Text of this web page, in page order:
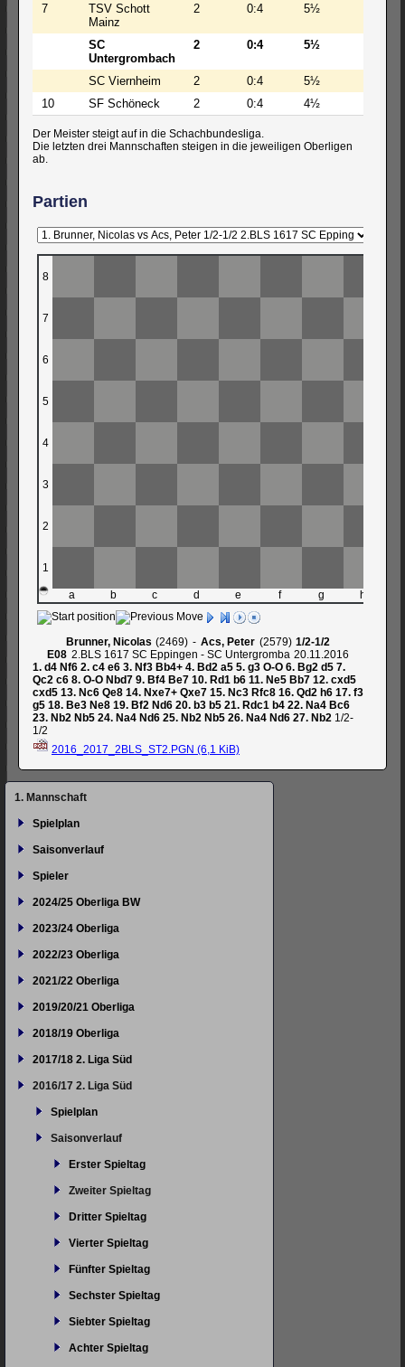
7
TSV Schott
Mainz
2 0:4 5½
SC
Untergrombach
2 0:4 5½
SC Viernheim 2 0:4 5½
10
SF Schöneck 2 0:4 4½
Der Meister steigt auf in die Schachbundesliga.
Die letzten drei Mannschaften steigen in die jeweiligen Oberligen
ab.
Partien
8
7
6
5
4
3
2
1
a b c d e f g h
Brunner, Nicolas 2469 - Acs, Peter 2579
1/2-1/2
E08 2.BLS 1617 SC Eppingen - SC Untergromba 20.11.2016
1. d4 Nf6 2. c4 e6 3. Nf3 Bb4+ 4. Bd2 a5 5. g3 O-O 6. Bg2 d5 7.
Qc2 c6 8. O-O Nbd7 9. Bf4 Be7 10. Rd1 b6 11. Ne5 Bb7 12. cxd5
cxd5 13. Nc6 Qe8 14. Nxe7+ Qxe7 15. Nc3 Rfc8 16. Qd2 h6 17. f3
g5 18. Be3 Ne8 19. Bf2 Nd6 20. b3 b5 21. Rdc1 b4 22. Na4 Bc6
23. Nb2 Nb5 24. Na4 Nd6 25. Nb2 Nb5 26. Na4 Nd6 27. Nb2 1/2-
1/2
2016_2017_2BLS_ST2.PGN (6,1 KiB)
Navigation
1. Mannschaft
Spielplan
Saisonverlauf
Spieler
2024/25 Oberliga BW
2023/24 Oberliga
2022/23 Oberliga
2021/22 Oberliga
2019/20/21 Oberliga
2018/19 Oberliga
2017/18 2. Liga Süd
2016/17 2. Liga Süd
Spielplan
Saisonverlauf
Erster Spieltag
Zweiter Spieltag
Dritter Spieltag
Vierter Spieltag
Fünfter Spieltag
Sechster Spieltag
Siebter Spieltag
Achter Spieltag